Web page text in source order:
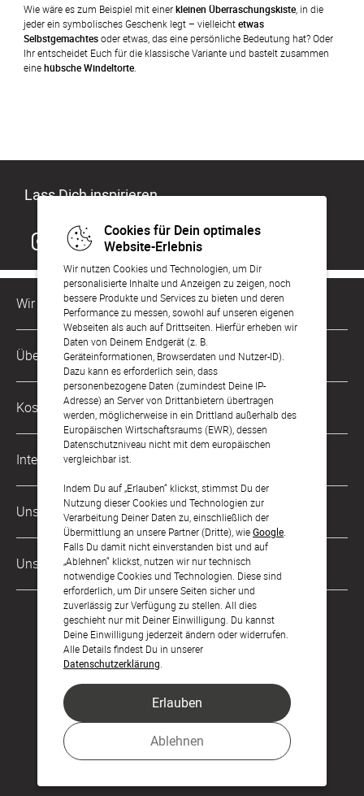
Cookies für Dein optimales
Website-Erlebnis
Wir nutzen Cookies und Technologien, um Dir
personalisierte Inhalte und Anzeigen zu zeigen, noch
bessere Produkte und Services zu bieten und deren
Performance zu messen, sowohl auf unseren eigenen
Webseiten als auch auf Drittseiten. Hierfür erheben wir
Daten von Deinem Endgerät (z. B.
Geräteinformationen, Browserdaten und Nutzer-ID).
Dazu kann es erforderlich sein, dass
personenbezogene Daten (zumindest Deine IP-
Adresse) an Server von Drittanbietern übertragen
werden, möglicherweise in ein Drittland außerhalb des
Europäischen Wirtschaftsraums (EWR), dessen
Datenschutzniveau nicht mit dem europäischen
vergleichbar ist.
Indem Du auf „Erlauben“ klickst, stimmst Du der
Nutzung dieser Cookies und Technologien zur
Verarbeitung Deiner Daten zu, einschließlich der
Übermittlung an unsere Partner (Dritte), wieGoogle
Falls Du damit nicht einverstanden bist und auf
„Ablehnen“ klickst, nutzen wir nur technisch
notwendige Cookies und Technologien. Diese sind
erforderlich, um Dir unsere Seiten sicher und
zuverlässig zur Verfügung zu stellen. All dies
geschieht nur mit Deiner Einwilligung. Du kannst
Deine Einwilligung jederzeit ändern oder widerrufen.
Alle Details findest Du in unserer
Datenschutzerklärung
Ablehnen
Erlauben
Wie wäre es zum Beispiel mit einer kleinen Überraschungskiste, in die
jeder ein symbolisches Geschenk legt – vielleicht etwas
Selbstgemachtes oder etwas, das eine persönliche Bedeutung hat? Oder
Ihr entscheidet Euch für die klassische Variante und bastelt zusammen
eine hübsche Windeltorte.
Lass Dich inspirieren
Wir sind für Dich da
Kundenservice-Hotline
0221 956 725 10
Mo. - Fr. von 9 bis 17 Uhr
kontakt@sendmoments.de
Über Uns
Philosophie
Karriere
Impressum
AGB & Widerrufsrecht
Zahlung & Versand
Datenschutz
Barrierefreiheitserklärung
LLM's
Kostenlose Services
Musterkarten
Digitale Gästelisten
FAQ & Hilfe
International
Österreich
Schweiz
Frankreich
Unsere Zahlungsarten
Unsere Partner
Feier den Moment.